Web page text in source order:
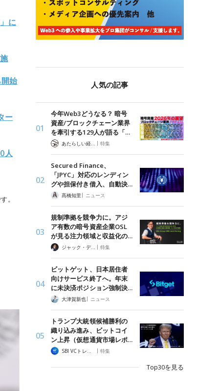
に
始
ー
人
。
人気の記事
今年Web3どうなる？ 暗号
資産/ブロックチェーン業界
を牽引する129人が語る「…
| 特集
Secured Finance、
「JPYC」対応のレンディン
グや担保付き借入、自動決…
髙橋知里 | ニュース
規制準拠を競争力に。アジ
ア有数の暗号資産企業OSL
が見る注力領域と収益化の…
ジャック・デロン（Jack Derong） | 特集
ビットゲット、日本居住者
向けサービス終了へ。年末
に未決済ポジション強制決…
大津賀新也| ニュース
トランプ大統領候補勝利の
織り込み進み、ビットコイ
ン上昇（仮想通貨市場レポ…
| 特集
Top30を見る